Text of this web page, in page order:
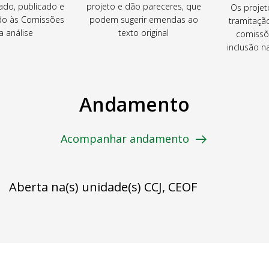
publicado e
às Comissões
análise
projeto e dão pareceres, que
podem sugerir emendas ao
texto original
Os
inclusão
Andamento
Acompanhar andamento
Aberta na(s) unidade(s) CCJ, CEOF